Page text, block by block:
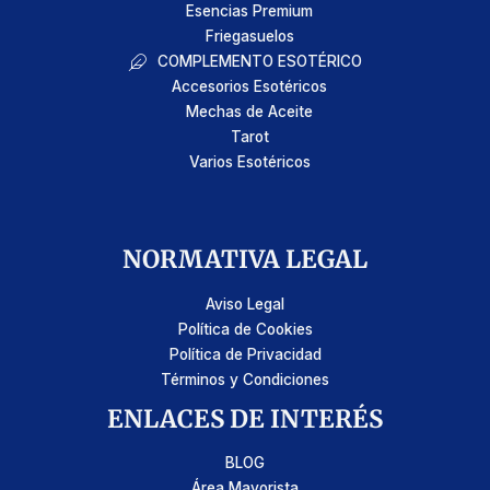
Esencias Premium
Friegasuelos
COMPLEMENTO ESOTÉRICO
Accesorios Esotéricos
Mechas de Aceite
Tarot
Varios Esotéricos
NORMATIVA LEGAL
Aviso Legal
Política de Cookies
Política de Privacidad
Términos y Condiciones
ENLACES DE INTERÉS
BLOG